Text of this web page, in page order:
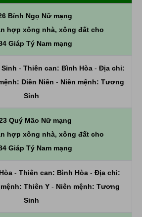
Bính Ngọ Nữ mạng
hợp xông nhà, xông đất cho
Giáp Tý Nam mạng
- Thiên can: Bình Hòa - Địa chi:
Diên Niên - Niên mệnh: Tương
Sinh
Quý Mão Nữ mạng
hợp xông nhà, xông đất cho
Giáp Tý Nam mạng
- Thiên can: Bình Hòa- Địa chi:
Thiên Y- Niên mệnh: Tương
Sinh